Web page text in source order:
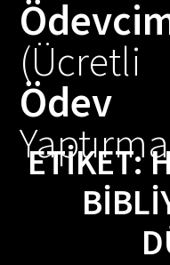
(Ücretli
Ödev
ETIKET: